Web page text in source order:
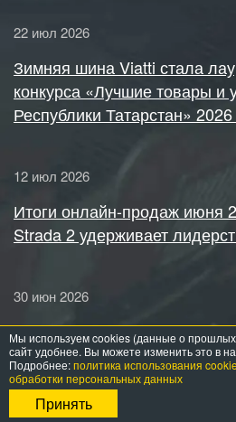
22 июл 2026
Зимняя шина Viatti стала
конкурса «Лучшие товары и
Республики Татарстан»
12 июл 2026
Итоги онлайн-продаж июня
Strada 2 удерживает
30 июн 2026
KAMA TYRES представил
типоразмеров зимней шины
7 июн 2026
Мы используем cookies (данные о
сайт удобнее. Вы можете изменить это в
Подробнее:политика использования
обработки персональных данных
Принять